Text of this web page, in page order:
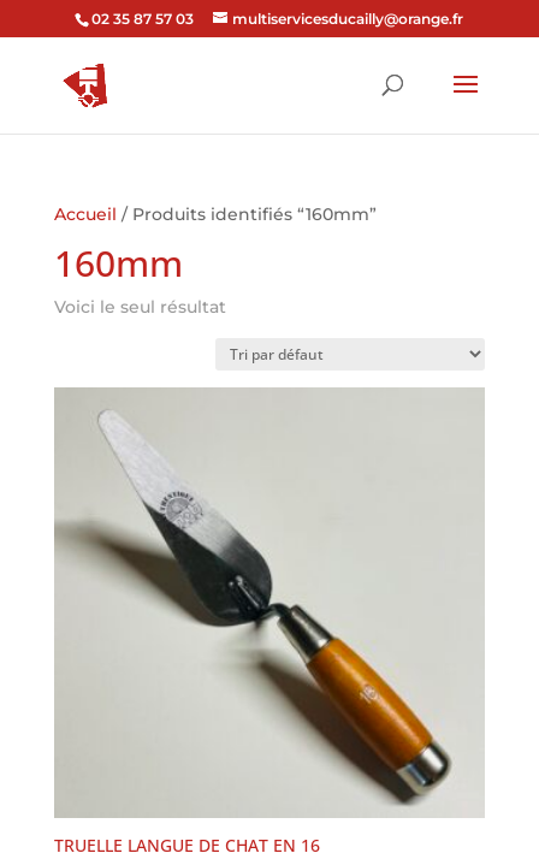
02 35 87 57 03 multiservicesducailly@orange.fr
Accueil / Produits identifiés “160mm”
160mm
Voici le seul résultat
TRUELLE LANGUE DE CHAT EN 16